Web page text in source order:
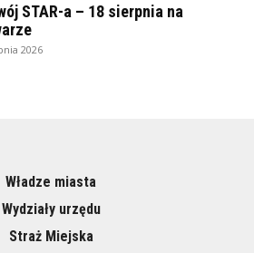
STAR-a – 18 sierpnia na
2026
Władze miasta
Wydziały urzędu
Straż Miejska